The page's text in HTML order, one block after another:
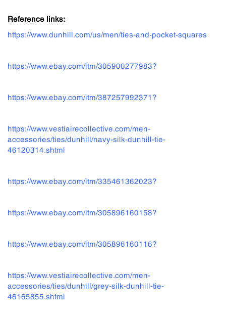
Reference links:
https://www.dunhill.com/us/men/ties-and-pocket-squares
https://www.ebay.com/itm/305900277983?
https://www.ebay.com/itm/387257992371?
https://www.vestiairecollective.com/men-
accessories/ties/dunhill/navy-silk-dunhill-tie-
46120314.shtml
https://www.ebay.com/itm/335461362023?
https://www.ebay.com/itm/305896160158?
https://www.ebay.com/itm/305896160116?
https://www.vestiairecollective.com/men-
accessories/ties/dunhill/grey-silk-dunhill-tie-
46165855.shtml